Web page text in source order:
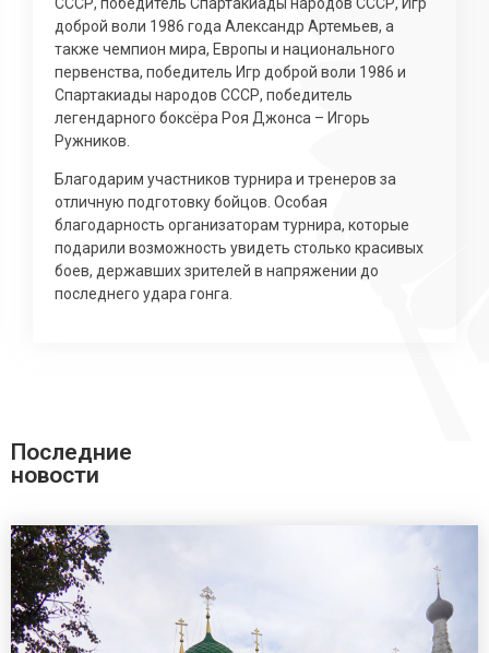
доброй воли 1986 года Александр Артемьев, а
также чемпион мира, Европы и национального
первенства, победитель Игр доброй воли 1986 и
Спартакиады народов СССР, победитель
легендарного боксёра Роя Джонса – Игорь
Ружников.
Благодарим участников турнира и тренеров за
отличную подготовку бойцов. Особая
благодарность организаторам турнира, которые
подарили возможность увидеть столько красивых
боев, державших зрителей в напряжении до
последнего удара гонга.
Последние
новости